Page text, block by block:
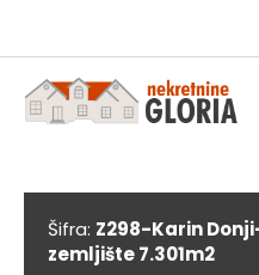
Šifra: Z298-Karin
zemljište 7.301m2